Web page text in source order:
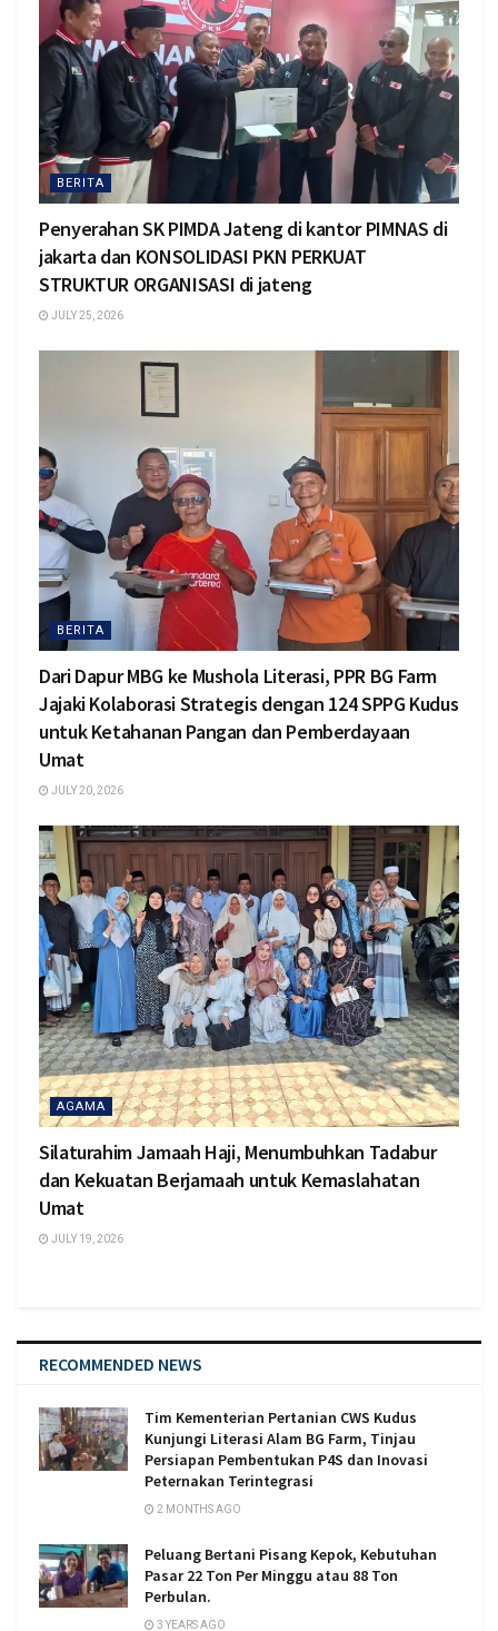
BERITA
Penyerahan SK PIMDA Jateng di kantor PIMNAS di
jakarta dan KONSOLIDASI PKN PERKUAT
STRUKTUR ORGANISASI di jateng
JULY 25, 2026
BERITA
Dari Dapur MBG ke Mushola Literasi, PPR BG Farm
Jajaki Kolaborasi Strategis dengan 124 SPPG Kudus
untuk Ketahanan Pangan dan Pemberdayaan
Umat
JULY 20, 2026
AGAMA
Silaturahim Jamaah Haji, Menumbuhkan Tadabur
dan Kekuatan Berjamaah untuk Kemaslahatan
Umat
JULY 19, 2026
RECOMMENDED NEWS
Tim Kementerian Pertanian CWS Kudus
Kunjungi Literasi Alam BG Farm, Tinjau
Persiapan Pembentukan P4S dan Inovasi
Peternakan Terintegrasi
2 MONTHS AGO
Peluang Bertani Pisang Kepok, Kebutuhan
Pasar 22 Ton Per Minggu atau 88 Ton
Perbulan.
3 YEARS AGO